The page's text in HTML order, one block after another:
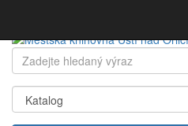
Klávesové
zkratky
tomto
webu
Hledat: